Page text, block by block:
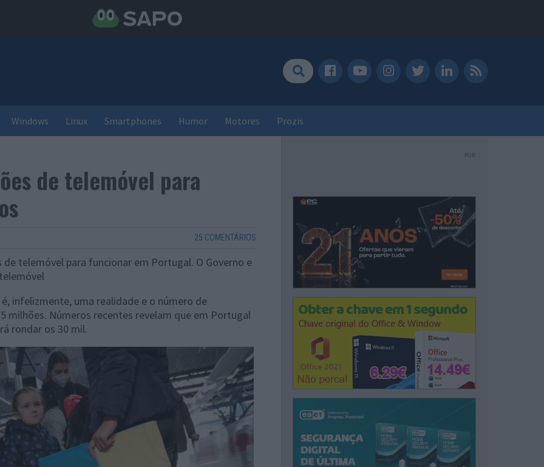
Windows Linux Smartphones Humor Motores Prozis
de telemóvel para
25 COMENTÁRIOS
telemóvel para funcionar em Portugal. O Governo e
infelizmente, uma realidade e o número de
milhões. Números recentes revelam que em Portugal
rondar os 30 mil.
PUB